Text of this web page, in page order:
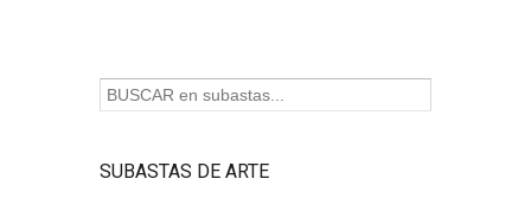
SUBASTAS DE ARTE